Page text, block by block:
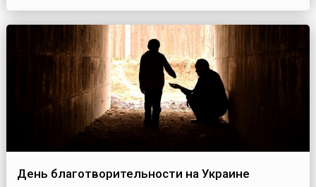
День благотворительности на Украине